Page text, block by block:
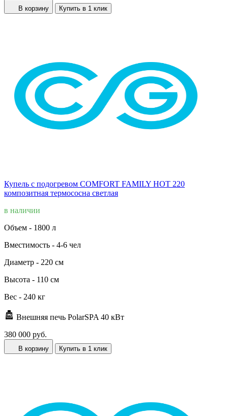
В корзину Купить в 1 клик
Купель с подогревом COMFORT FAMILY HOT 220
композитная термососна светлая
в наличии
Объем - 1800 л
Вместимость - 4-6 чел
Диаметр - 220 см
Высота - 110 см
Вес - 240 кг
Внешняя печь PolarSPA 40 кВт
380 000 руб.
В корзину Купить в 1 клик